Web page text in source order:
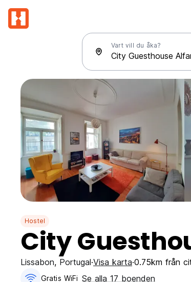
Vart vill du åka?
Hostel
City
Lissabon, Portugal Visa karta 0.75km från
Gratis WiFi Se alla 17 boenden